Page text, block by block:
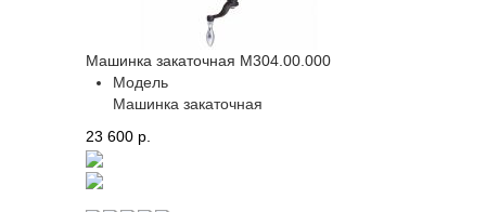
Машинка закаточная M304.00.000
Модель
Машинка закаточная
23 600 p.